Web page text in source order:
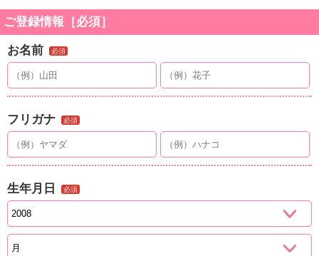
ご登録情報［必須］
お名前 必須
フリガナ 必須
生年月日 必須